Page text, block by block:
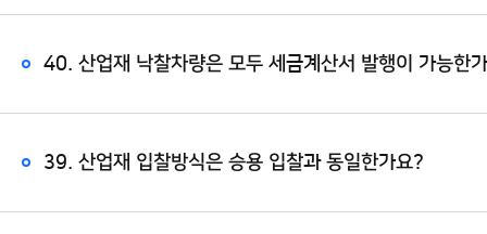
40. 산업재 낙찰차량은 모두 세금계산서 발행이 가능한
39. 산업재 입찰방식은 승용 입찰과 동일한가요?